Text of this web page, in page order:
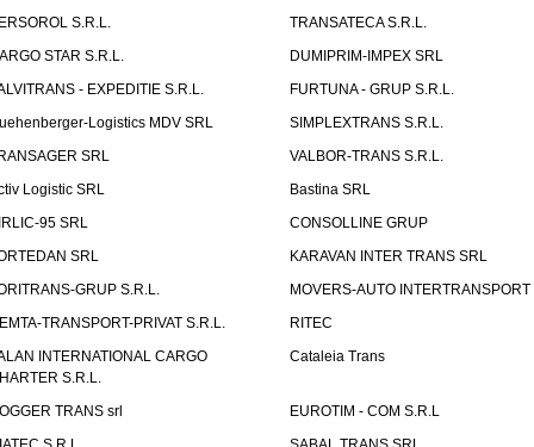
S.R.L.
TRANSATECA S.R.L.
STAR S.R.L.
DUMIPRIM-IMPEX SRL
- EXPEDITIE S.R.L.
FURTUNA - GRUP S.R.L.
Logistics MDV SRL
SIMPLEXTRANS S.R.L.
SRL
VALBOR-TRANS S.R.L.
Logistic SRL
Bastina SRL
95 SRL
CONSOLLINE GRUP
SRL
KARAVAN INTER TRANS SRL
GRUP S.R.L.
MOVERS-AUTO INTERTRANSPORT
TRANSPORT-PRIVAT S.R.L.
RITEC
INTERNATIONAL CARGO
S.R.L.
Cataleia Trans
TRANS srl
EUROTIM - COM S.R.L